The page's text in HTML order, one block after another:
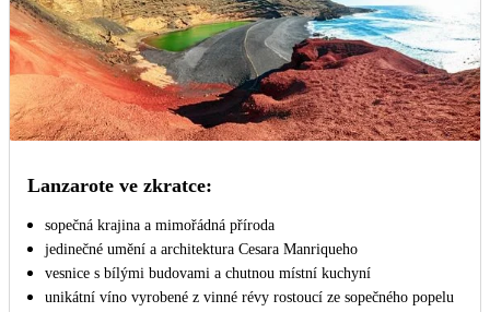
Lanzarote ve zkratce:
sopečná krajina a mimořádná příroda
jedinečné umění a architektura Cesara Manriqueho
vesnice s bílými budovami a chutnou místní kuchyní
unikátní víno vyrobené z vinné révy rostoucí ze sopečného popelu